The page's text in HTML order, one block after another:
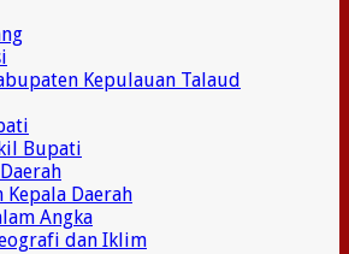
Kepulauan Talaud
Bupati
Kepala Daerah
Angka
dan Iklim